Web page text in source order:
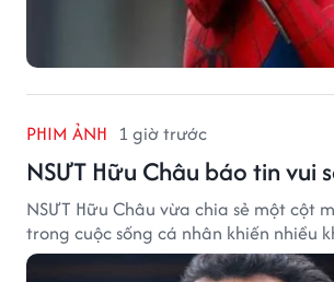
PHIM ẢNH 1 giờ trước
NSƯT Hữu Châu báo tin vui
NSƯT Hữu Châu vừa chia sẻ một cột
trong cuộc sống cá nhân khiến nhiều